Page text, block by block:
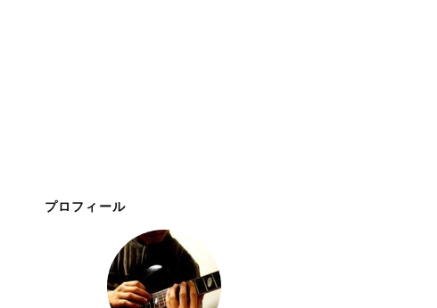
プロフィール